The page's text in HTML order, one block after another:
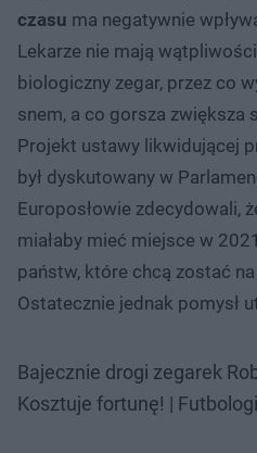
czasu ma negatywnie
Lekarze nie mają
biologiczny zegar, przez co
snem, a co gorsza zwiększa
Projekt ustawy likwidującej
był dyskutowany w
Europosłowie zdecydowali,
miałaby mieć miejsce w
państw, które chcą zostać
Ostatecznie jednak pomysł
Bajecznie drogi zegarek
Kosztuje fortunę! |